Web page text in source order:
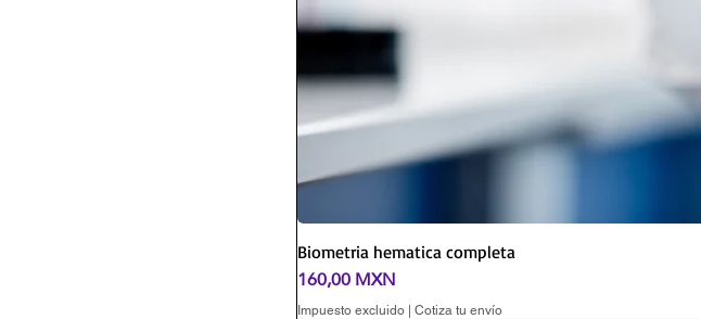
Biometria hematica completa
Precio
160,00 MXN
Impuesto excluido |Cotiza tu envío